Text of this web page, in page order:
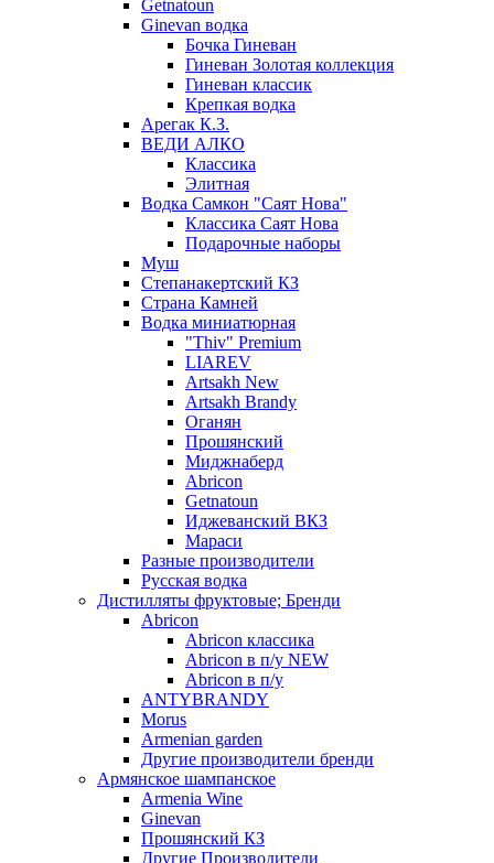
Getnatoun
Ginevan водка
Бочка Гиневан
Гиневан Золотая коллекция
Гиневан классик
Крепкая водка
Арегак К.З.
ВЕДИ АЛКО
Классика
Элитная
Водка Самкон "Саят Нова"
Классика Саят Нова
Подарочные наборы
Муш
Степанакертский КЗ
Страна Камней
Водка миниатюрная
"Thiv" Premium
LIAREV
Artsakh New
Artsakh Brandy
Оганян
Прошянский
Миджнаберд
Abricon
Getnatoun
Иджеванский ВКЗ
Мараси
Разные производители
Русская водка
Дистилляты фруктовые; Бренди
Abricon
Abricon классика
Abricon в п/у NEW
Abricon в п/у
ANTYBRANDY
Morus
Armenian garden
Другие производители бренди
Армянское шампанское
Armenia Wine
Ginevan
Прошянский КЗ
Другие Производители